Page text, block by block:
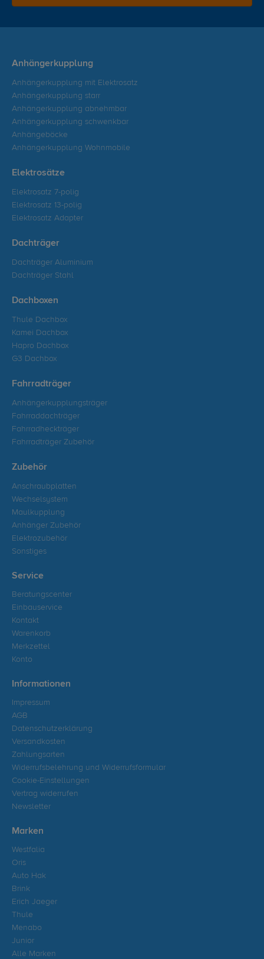
Anhängerkupplung
Anhängerkupplung mit Elektrosatz
Anhängerkupplung starr
Anhängerkupplung abnehmbar
Anhängerkupplung schwenkbar
Anhängeböcke
Anhängerkupplung Wohnmobile
Elektrosätze
Elektrosatz 7-polig
Elektrosatz 13-polig
Elektrosatz Adapter
Dachträger
Dachträger Aluminium
Dachträger Stahl
Dachboxen
Thule Dachbox
Kamei Dachbox
Hapro Dachbox
G3 Dachbox
Fahrradträger
Anhängerkupplungsträger
Fahrraddachträger
Fahrradheckträger
Fahrradträger Zubehör
Zubehör
Anschraubplatten
Wechselsystem
Maulkupplung
Anhänger Zubehör
Elektrozubehör
Sonstiges
Service
Beratungscenter
Einbauservice
Kontakt
Warenkorb
Merkzettel
Konto
Informationen
Impressum
AGB
Datenschutzerklärung
Versandkosten
Zahlungsarten
Widerrufsbelehrung und Widerrufsformular
Cookie-Einstellungen
Vertrag widerrufen
Newsletter
Marken
Westfalia
Oris
Auto Hak
Brink
Erich Jaeger
Thule
Menabo
Junior
Alle Marken